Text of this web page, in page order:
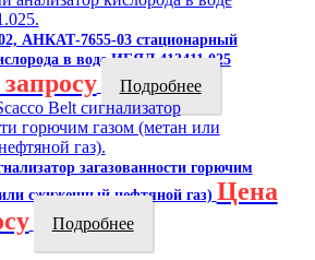
АНКАТ-7655-03 стационарный
в воде ИБЯЛ.413411.025
Подробнее
загазованности горючим
сжиженный нефтяной газ) Цена
Подробнее